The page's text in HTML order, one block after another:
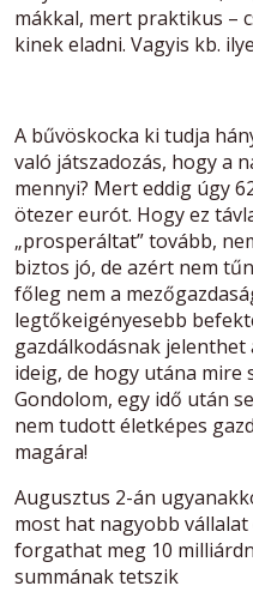
mákkal, mert praktikus –
kinek eladni. Vagyis kb.
A bűvöskocka ki tudja
való játszadozás, hogy a
mennyi? Mert eddig úgy
ötezer eurót. Hogy ez
„prosperáltat” tovább,
biztos jó, de azért nem
főleg nem a
legtőkeigényesebb
gazdálkodásnak
ideig, de hogy utána mire
Gondolom, egy idő után
nem tudott életképes
magára!
Augusztus 2-án
most hat nagyobb
forgathat meg 10
summának tetszik